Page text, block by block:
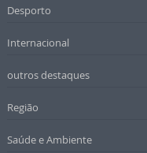
Desporto
Internacional
outros destaques
Região
Saúde e Ambiente